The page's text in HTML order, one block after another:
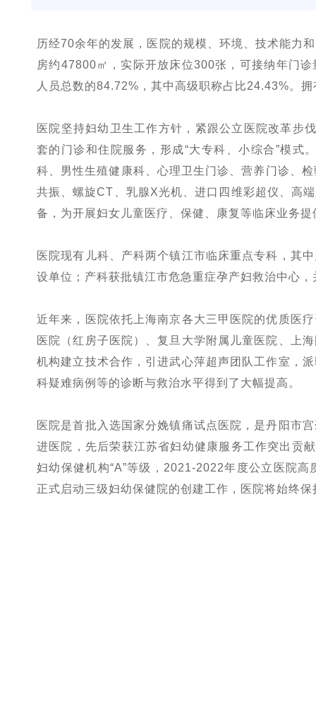
历经70余年的发展，医院的规模、环境、技术能力
房约47800㎡，实际开放床位300张，可接纳年门
人员总数的84.72%，其中高级职称占比24.43%。
医院坚持妇幼卫生工作方针，紧跟公立医院改革步
套的门诊和住院服务，形成“大专科、小综合”模
科、男性生殖健康科、心理卫生门诊、营养门诊、
共振、螺旋CT、乳腺X光机、进口四维彩超仪、高
备，为开展妇女儿童医疗、保健、康复等临床业务
医院现有儿科、产科两个镇江市临床重点专科，其
设单位；产科获批镇江市危急重症孕产妇救治中心
近年来，医院依托上海南京各大三甲医院的优质医
医院（红房子医院）、复旦大学附属儿童医院、上
机构建立技术合作，引进武心萍超声团队工作室，
科疑难病例等的诊断与救治水平得到了大幅提高。
医院是首批入选国家分娩镇痛试点医院，是丹阳市
进医院，先后荣获江苏省妇幼健康服务工作突出贡
妇幼保健机构“A”等级，2021-2022年度公立医院
正式启动三级妇幼保健院的创建工作，医院将始终